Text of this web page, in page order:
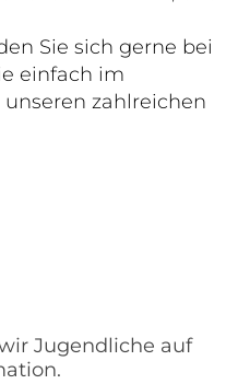
Sie sich gerne bei
einfach im
zahlreichen
Jugendliche auf